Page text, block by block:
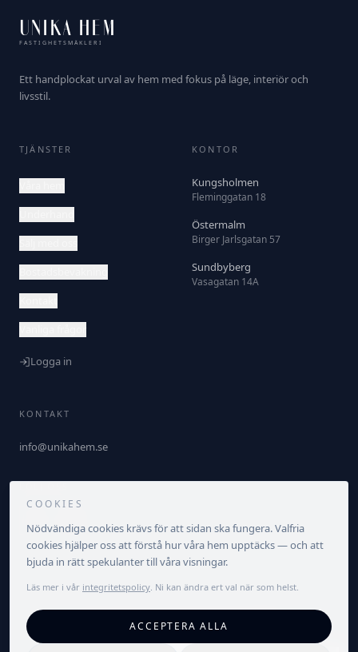
UNIKA HEM
FASTIGHETSMÄKLERI
Ett handplockat urval av hem med fokus på läge, interiör och
livsstil.
TJÄNSTER
Logga in
KONTOR
Kungsholmen
Fleminggatan 18
Östermalm
Birger Jarlsgatan 57
Sundbyberg
Vasagatan 14A
KONTAKT
info@unikahem.se
IntegritetspolicyVillkorCookieinställningar
COOKIES
Nödvändiga cookies krävs för att sidan ska fungera. Valfria
cookies hjälper oss att förstå hur våra hem upptäcks — och att
bjuda in rätt spekulanter till våra visningar.
Läs mer i vår integritetspolicy. Ni kan ändra ert val när som helst.
ACCEPTERA ALLA